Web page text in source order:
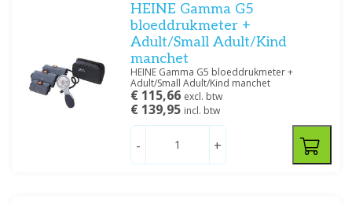
HEINE Gamma G5
bloeddrukmeter +
Adult/Small Adult/Kind
manchet
HEINE Gamma G5 bloeddrukmeter +
Adult/Small Adult/Kind manchet
€ 115,66 excl. btw
€ 139,95 incl. btw
- +